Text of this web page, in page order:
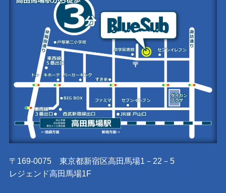
〒169-0075 東京都新宿区高田馬場1－22－5
レジェンド高田馬場1F